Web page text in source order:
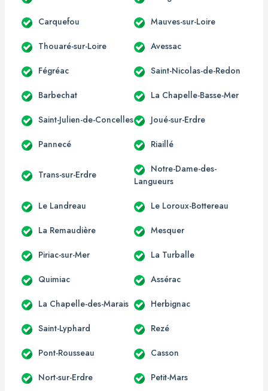
Carquefou Mauves-sur-Loire
Thouaré-sur-Loire Avessac
Fégréac Saint-Nicolas-de-Redon
Barbechat La Chapelle-Basse-Mer
Saint-Julien-de-Concelles Joué-sur-Erdre
Pannecé Riaillé
Trans-sur-Erdre
Notre-Dame-des-
Langueurs
Le Landreau Le Loroux-Bottereau
La Remaudière Mesquer
Piriac-sur-Mer La Turballe
Quimiac Assérac
La Chapelle-des-Marais Herbignac
Saint-Lyphard Rezé
Pont-Rousseau Casson
Nort-sur-Erdre Petit-Mars